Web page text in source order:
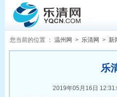
您当前的位置 ： 温州网 > 乐清网 > 新
乐
2019年05月16日